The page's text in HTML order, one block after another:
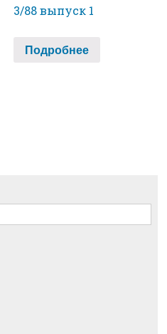
3/88 выпуск 1
Подробнее